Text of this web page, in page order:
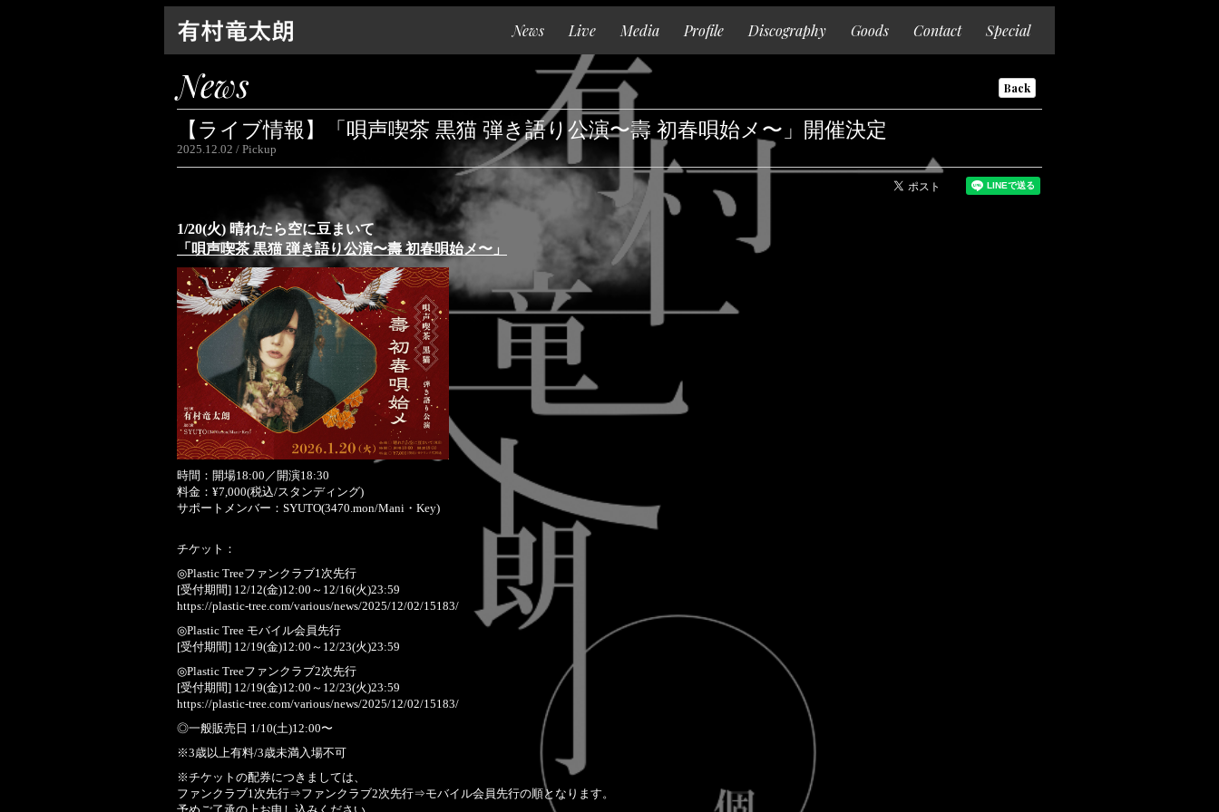
News Live Media Profile Discography Goods Contact Special
Top
News
Live
Media
Profile
Discography
Goods
Contact
Special
News Back
【ライブ情報】「唄声喫茶 黒猫 弾き語り公演〜壽 初春唄始メ〜」開催決定
2025.12.02 Pickup
1/20(火) 晴れたら空に豆まいて​
「唄声喫茶 黒猫 弾き語り公演〜壽 初春唄始メ〜」
時間：開場18:00／開演18:30
料金：¥7,000(税込/スタンディング)
サポートメンバー：SYUTO(3470.mon/Mani・Key)
チケット：
◎Plastic Treeファンクラブ1次先行
[受付期間] 12/12(金)12:00～12/16(火)23:59
https://plastic-tree.com/various/news/2025/12/02/15183/
◎Plastic Tree モバイル会員先行
[受付期間] 12/19(金)12:00～12/23(火)23:59
◎Plastic Treeファンクラブ2次先行
[受付期間] 12/19(金)12:00～12/23(火)23:59
https://plastic-tree.com/various/news/2025/12/02/15183/
◎一般販売日 1/10(土)12:00〜
※3歳以上有料/3歳未満入場不可
※チケットの配券につきましては、
ファンクラブ1次先行⇒ファンクラブ2次先行⇒モバイル会員先行の順となります。